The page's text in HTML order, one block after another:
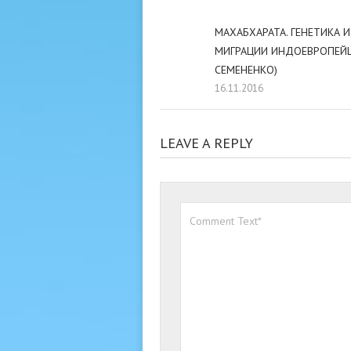
МАХАБХАРАТА. ГЕНЕТИКА И
МИГРАЦИИ
СЕМЕНЕНКО)
16.11.2016
LEAVE A REPLY